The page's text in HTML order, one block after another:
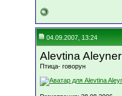
04.09.2007, 13:24
Alevtina Aleyner
Птица- говорун